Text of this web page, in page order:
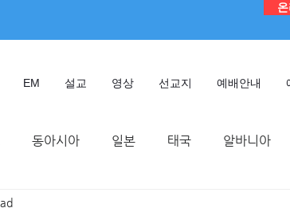
EM 설교 영상 선교지 예배안내
동아시아 일본 태국 알바니아